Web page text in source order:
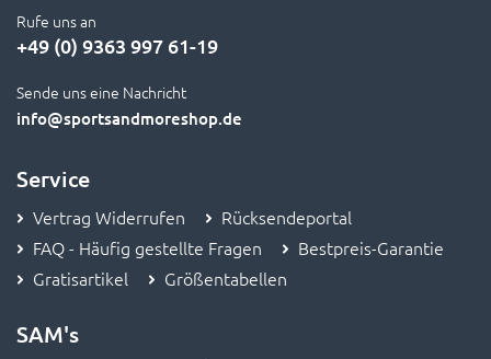
Rufe uns an
+49 (0) 9363 997 61-19
Sende uns eine Nachricht
info@sportsandmoreshop.de
Service
Vertrag Widerrufen
Rücksendeportal
FAQ - Häufig gestellte Fragen
Bestpreis-Garantie
Gratisartikel
Größentabellen
SAM's